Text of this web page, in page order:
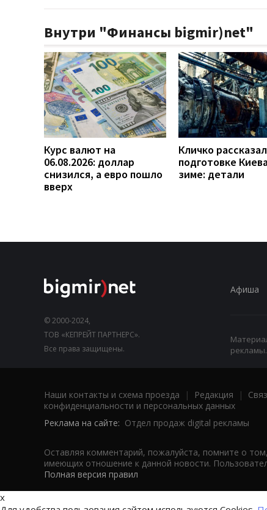
Внутри "Финансы bigmir)net"
Курс валют на
06.08.2026: доллар
снизился, а евро пошло
вверх
Кличко
подготовке
зиме: детали
© 2000-2024,
ТОВ «КЕПРЕЙТ ПАРТНЕРС».
Все права защищены.
Афиша
рекламы.
Наши контакты и схема проезда | Редакция |
конфиденциальности и персональных данных
Реклама на сайте: Отдел продаж digital рекламы
Оставляя комментарий, пожалуйста, помните о
имеющих отношение к данной новости.
Полная версия правил
x